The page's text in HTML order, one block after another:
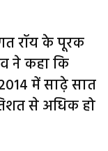
रॉय के पूरक
ने कहा कि
में साढ़े सात
से अधिक हो